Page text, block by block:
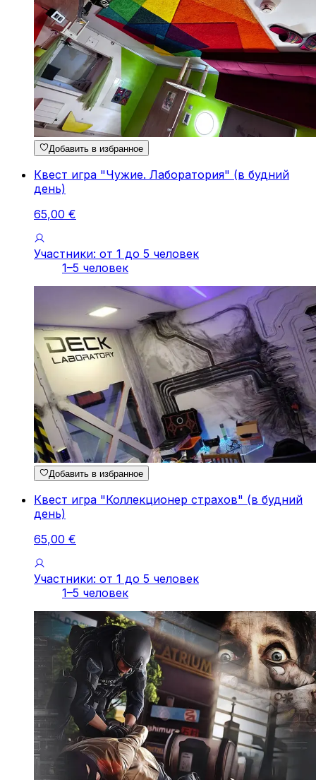
Добавить в избранное
Квест игра "Чужие. Лаборатория" (в будний
день)
65,00 €
Участники: от 1 до 5 человек
1–5 человек
Добавить в избранное
Квест игра "Коллекционер страхов" (в будний
день)
65,00 €
Участники: от 1 до 5 человек
1–5 человек